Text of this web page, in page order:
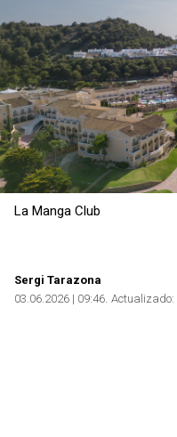
La Manga Club
Sergi Tarazona
03.06.2026 | 09:46 Actualizado: